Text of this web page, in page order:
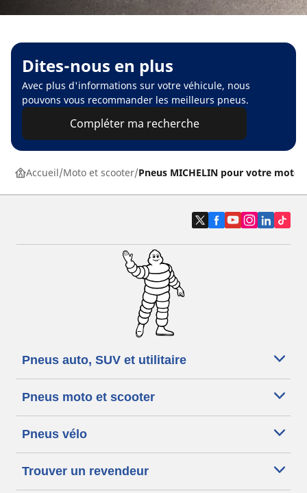
Dites-nous en plus
Avec plus d'informations sur votre véhicule, nous
pouvons vous recommander les meilleurs pneus.
Compléter ma recherche
Accueil Moto et scooter Pneus MICHELIN pour votre moto
Pneus auto, SUV et utilitaire
Pneus moto et scooter
Pneus vélo
Trouver un revendeur